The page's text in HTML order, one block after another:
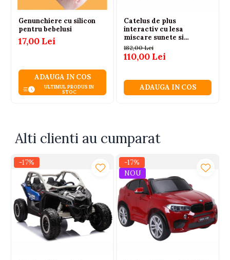
Lasa-l sa conduca singur si ia-ti un moment de respiro
Genunchiere cu silicon
pentru bebelusi
17,00 Lei
ADAUGA IN COS
ULTIMUL PRODUS IN
STOC
Catelus de plus
interactiv cu lesa
miscare sunete si
melodii, 3 ani+
182,00 Lei
110,00 Lei
ADAUGA IN COS
Alti clienti au cumparat
-17%
-17%
NOU